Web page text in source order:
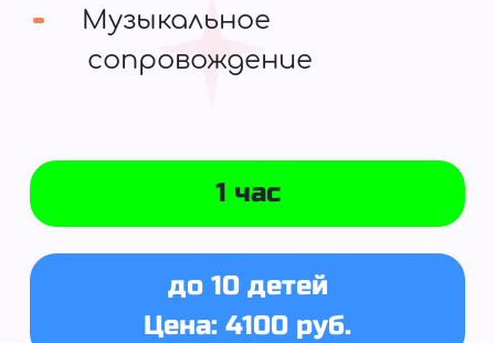
Музыкальное
сопровождение
1 час
до 10 детей
Цена: 4100 руб.